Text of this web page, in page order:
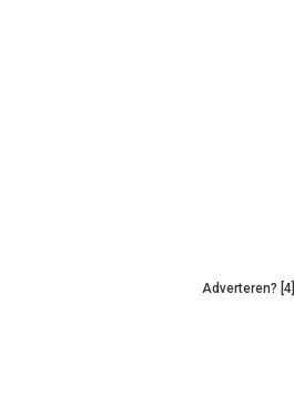
Adverteren? [4]